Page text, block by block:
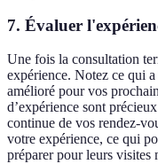
7. Évaluer
Une fois la consultation
expérience. Notez ce qui
amélioré pour vos
d’expérience sont
continue de vos rendez-
votre expérience, ce qui
préparer pour leurs visites